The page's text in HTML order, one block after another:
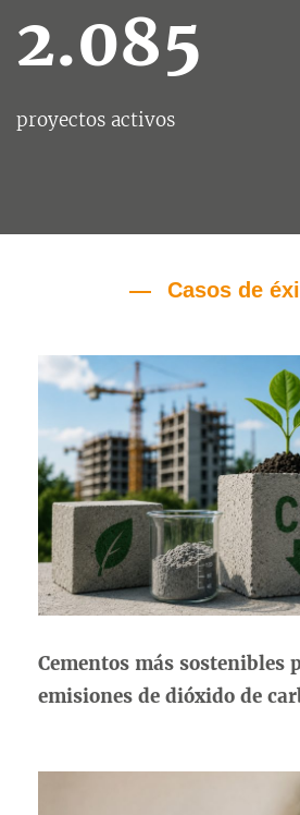
2.085
proyectos activos
Casos de
Cementos más sostenibles
emisiones de dióxido de